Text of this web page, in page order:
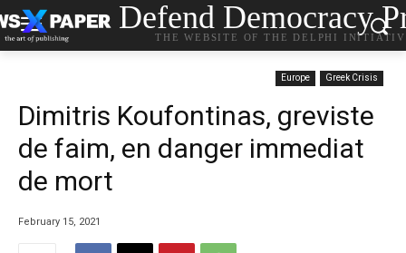
Defend Democracy
THE WEBSITE OF THE DELPHI
Europe Greek Crisis
Dimitris Koufontinas, greviste
de faim, en danger immediat
de mort
February 15, 2021